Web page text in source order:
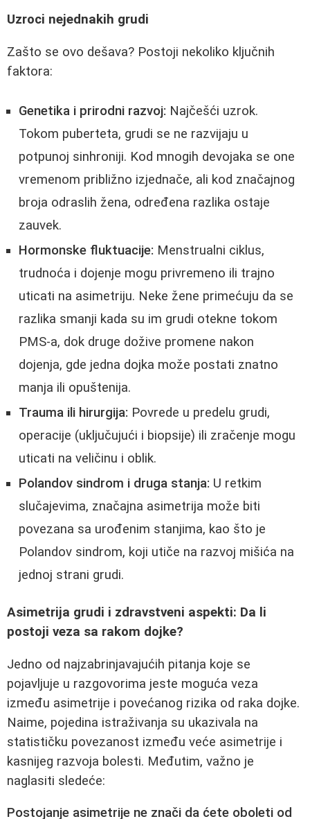
Uzroci nejednakih grudi
Zašto se ovo dešava? Postoji nekoliko ključnih
faktora:
Genetika i prirodni razvoj: Najčešći uzrok.
Tokom puberteta, grudi se ne razvijaju u
potpunoj sinhroniji. Kod mnogih devojaka se one
vremenom približno izjednače, ali kod značajnog
broja odraslih žena, određena razlika ostaje
zauvek.
Hormonske fluktuacije: Menstrualni ciklus,
trudnoća i dojenje mogu privremeno ili trajno
uticati na asimetriju. Neke žene primećuju da se
razlika smanji kada su im grudi otekne tokom
PMS-a, dok druge dožive promene nakon
dojenja, gde jedna dojka može postati znatno
manja ili opuštenija.
Trauma ili hirurgija: Povrede u predelu grudi,
operacije (uključujući i biopsije) ili zračenje mogu
uticati na veličinu i oblik.
Polandov sindrom i druga stanja: U retkim
slučajevima, značajna asimetrija može biti
povezana sa urođenim stanjima, kao što je
Polandov sindrom, koji utiče na razvoj mišića na
jednoj strani grudi.
Asimetrija grudi i zdravstveni aspekti: Da li
postoji veza sa rakom dojke?
Jedno od najzabrinjavajućih pitanja koje se
pojavljuje u razgovorima jeste moguća veza
između asimetrije i povećanog rizika od raka dojke.
Naime, pojedina istraživanja su ukazivala na
statističku povezanost između veće asimetrije i
kasnijeg razvoja bolesti. Međutim, važno je
naglasiti sledeće:
Postojanje asimetrije ne znači da ćete oboleti od